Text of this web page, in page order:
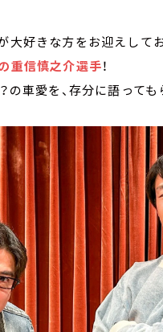
大好きな方をお迎えして
重信慎之介選手！
の車愛を、存分に語っても